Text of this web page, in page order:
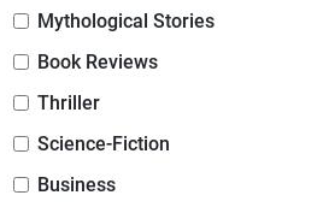
Mythological Stories
Book Reviews
Thriller
Science-Fiction
Business